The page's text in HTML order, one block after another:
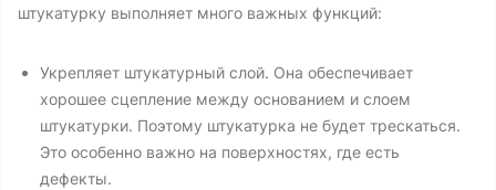
штукатурку выполняет много важных функций:
Укрепляет штукатурный слой. Она обеспечивает
хорошее сцепление между основанием и слоем
штукатурки. Поэтому штукатурка не будет трескаться.
Это особенно важно на поверхностях, где есть
дефекты.